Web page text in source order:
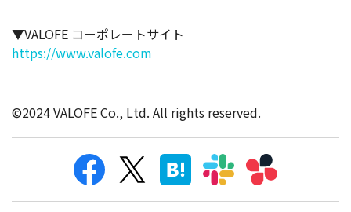
▼VALOFE コーポレートサイト
https://www.valofe.com
©2024 VALOFE Co., Ltd. All rights reserved.